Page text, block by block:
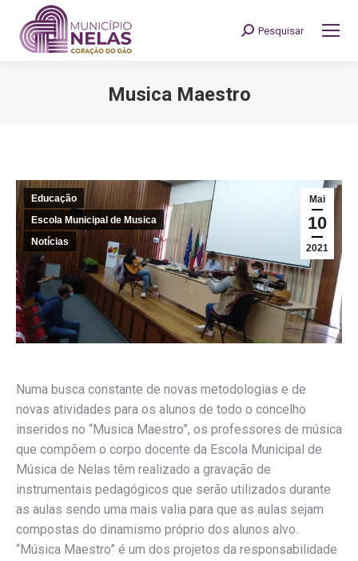
Search:
Pesquisar
Musica Maestro
Mai
10
2021
Educação
Escola Municipal de Musica
Notícias
Numa busca constante de novas metodologias e de
novas atividades para os alunos de todo o concelho
inseridos no “Musica Maestro”, os professores de música
que compõem o corpo docente da Escola Municipal de
Música de Nelas têm realizado a gravação de
instrumentais pedagógicos que serão utilizados durante
as aulas sendo uma mais valia para que as aulas sejam
compostas do dinamismo próprio dos alunos alvo.
“Música Maestro” é um dos projetos da responsabilidade